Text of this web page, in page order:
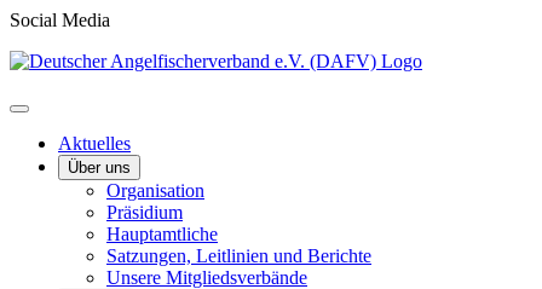
Social Media
Aktuelles
Über uns
Organisation
Präsidium
Hauptamtliche
Satzungen, Leitlinien und Berichte
Unsere Mitgliedsverbände